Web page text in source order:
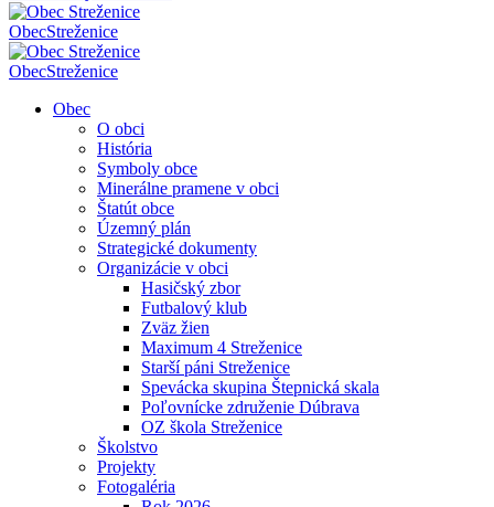
ObecStreženice
ObecStreženice
Obec
O obci
História
Symboly obce
Minerálne pramene v obci
Štatút obce
Územný plán
Strategické dokumenty
Organizácie v obci
Hasičský zbor
Futbalový klub
Zväz žien
Maximum 4 Streženice
Starší páni Streženice
Spevácka skupina Štepnická skala
Poľovnícke združenie Dúbrava
OZ škola Streženice
Školstvo
Projekty
Fotogaléria